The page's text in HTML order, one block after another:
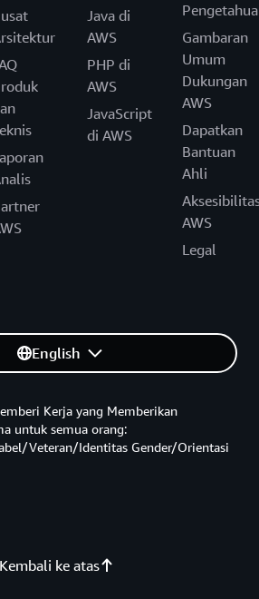
Java di
AWS
PHP di
AWS
JavaScript
di AWS
Gambaran
Umum
Dukungan
AWS
Dapatkan
Bantuan
Ahli
AWS
Legal
English
Kembali ke atas
Kerja yang Memberikan
untuk semua orang:
Veteran/Identitas Gender/Orientasi